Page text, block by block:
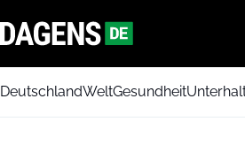
DeutschlandWeltGesundheit